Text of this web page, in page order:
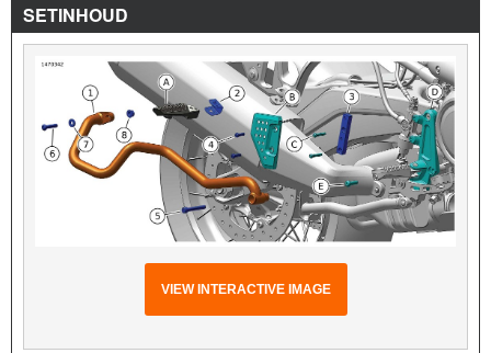
SETINHOUD
VIEW INTERACTIVE IMAGE